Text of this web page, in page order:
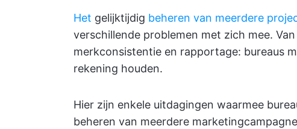
Het gelijktijdig beheren van meerdere
verschillende problemen met zich mee.
merkconsistentie en rapportage: bureaus
rekening houden.
Hier zijn enkele uitdagingen waarmee
beheren van meerdere